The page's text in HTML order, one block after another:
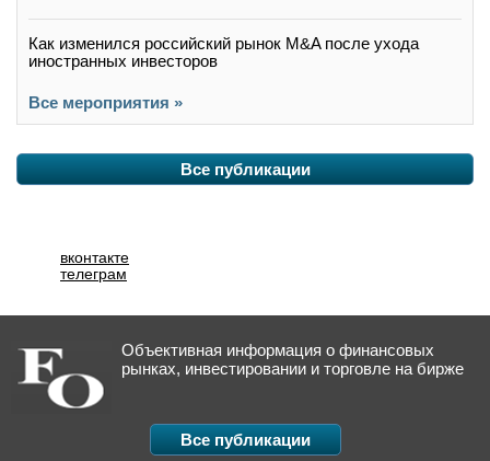
Как изменился российский рынок M&A после ухода
иностранных инвесторов
Все мероприятия »
Все публикации
вконтакте
телеграм
Объективная информация о финансовых
рынках, инвестировании и торговле на бирже
Все публикации